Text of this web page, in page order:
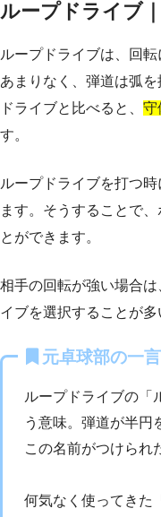
ループドライブ
ループドライブは、回
あまりなく、弾道は弧
ドライブと比べると、 守
す。
ループドライブを打つ
ます。そうすることで
とができます。
相手の回転が強い場合
イブを選択することが多
元卓球部の一言
ループドライブの「
う意味。弾道が半円
この名前がつけられ
何気なく使ってきた